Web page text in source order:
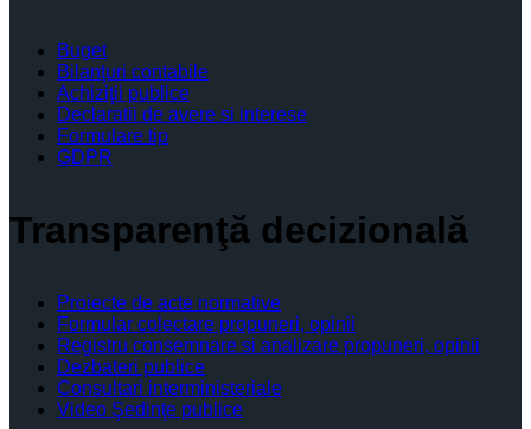
Buget
Bilanţuri contabile
Achiziţii publice
Declaratii de avere si interese
Formulare tip
GDPR
Transparenţă decizională
Proiecte de acte normative
Formular colectare propuneri, opinii
Registru consemnare si analizare propuneri, opinii
Dezbateri publice
Consultari interministeriale
Video Şedinţe publice